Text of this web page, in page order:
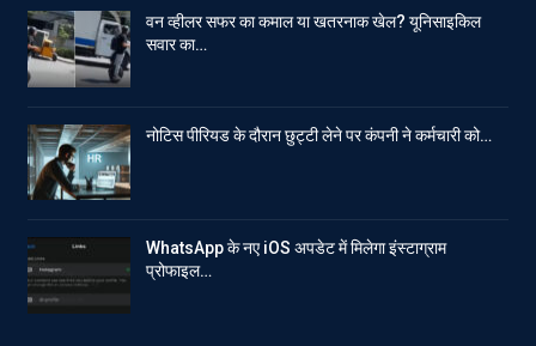
वन व्हीलर सफर का कमाल या खतरनाक खेल? यूनिसाइकिल
सवार का…
नोटिस पीरियड के दौरान छुट्टी लेने पर कंपनी ने कर्मचारी को…
WhatsApp के नए iOS अपडेट में मिलेगा इंस्टाग्राम
प्रोफाइल…